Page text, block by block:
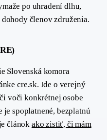
po uhradení dlhu,
členov združenia.
Slovenská komora
cre.sk. Ide o verejný
voči konkrétnej osobe
spoplatnené, bezplatnú
článok ako zistiť, či mám